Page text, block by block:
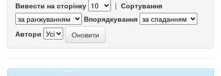
Вивести на сторінку | Сортування
Впорядкування
Автори